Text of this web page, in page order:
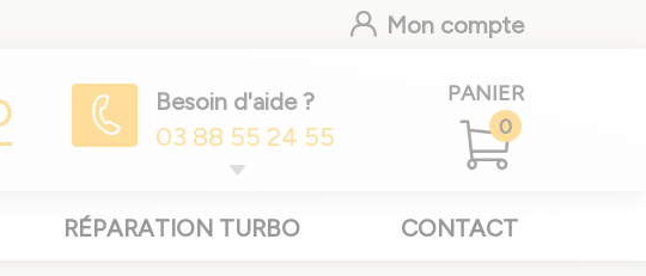
Mon compte
Besoin d'aide ?
03 88 55 24 55
PANIER
0
RÉPARATION TURBO CONTACT